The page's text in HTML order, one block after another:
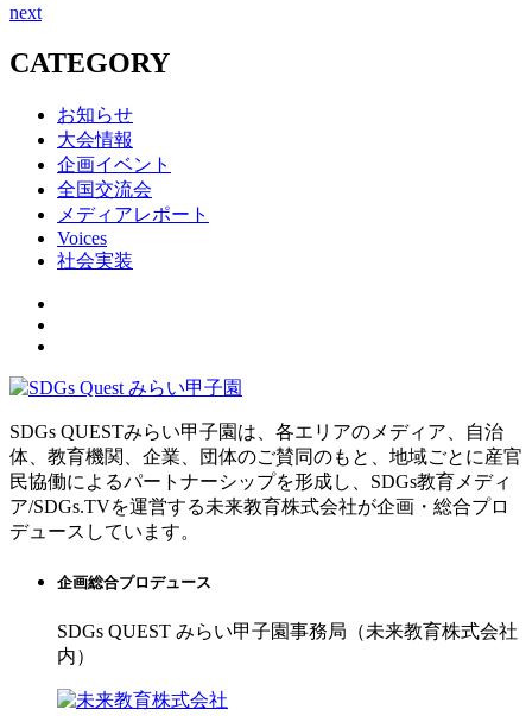
next
CATEGORY
お知らせ
大会情報
企画イベント
全国交流会
メディアレポート
Voices
社会実装
SDGs QUESTみらい甲子園は、各エリアのメディア、自治
体、教育機関、企業、団体のご賛同のもと、地域ごとに産官
民協働によるパートナーシップを形成し、SDGs教育メディ
ア/SDGs.TVを運営する未来教育株式会社が企画・総合プロ
デュースしています。
企画総合プロデュース
SDGs QUEST みらい甲子園事務局（未来教育株式会社
内）